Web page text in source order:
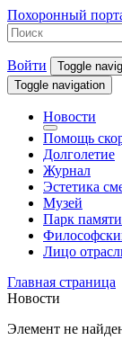
Похоронный
Войти
Toggle
Toggle navigation
Новости
Помощь
Долголетие
Журнал
Эстетика
Музей
Парк памяти
Лицо
Главная страница
Новости
Элемент не